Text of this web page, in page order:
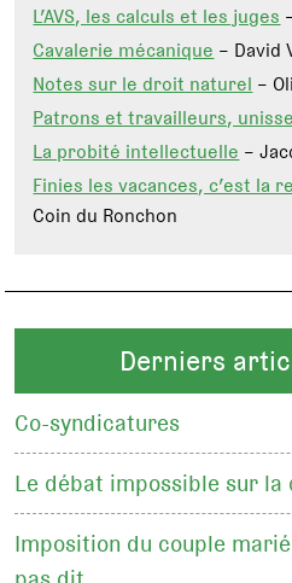
L’AVS, les calculs et les juges
Cavalerie mécanique– David
Notes sur le droit naturel–
Patrons et travailleurs,
La probité intellectuelle–
Finies les vacances, c’est la
Coin du Ronchon
Derniers
Co-syndicatures
Le débat impossible sur
Imposition du couple